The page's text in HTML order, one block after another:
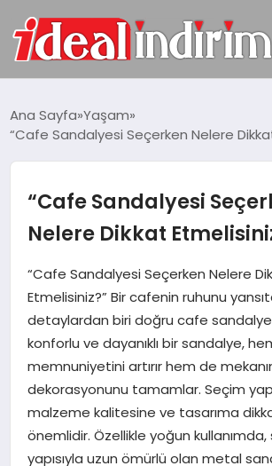
DÜNYA
SEYAHAT
TEKNOLOJI
YAŞAM
Ana Sayfa Yaşam
“Cafe Sandalyesi Seçerken Nelere
“Cafe Sandalyesi
Nelere Dikkat
“Cafe Sandalyesi Seçerken Nelere
Etmelisiniz?” Bir cafenin ruhunu
detaylardan biri doğru cafe
konforlu ve dayanıklı bir sandalye,
memnuniyetini artırır hem de
dekorasyonunu tamamlar. Seçim
malzeme kalitesine ve tasarıma
önemlidir. Özellikle yoğun
yapısıyla uzun ömürlü olan metal